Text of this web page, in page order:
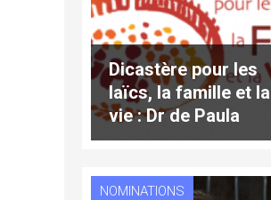
Dicastère pour les
laïcs, la famille et la
vie : Dr de Paula
Souza nommé
NOMINATIONS